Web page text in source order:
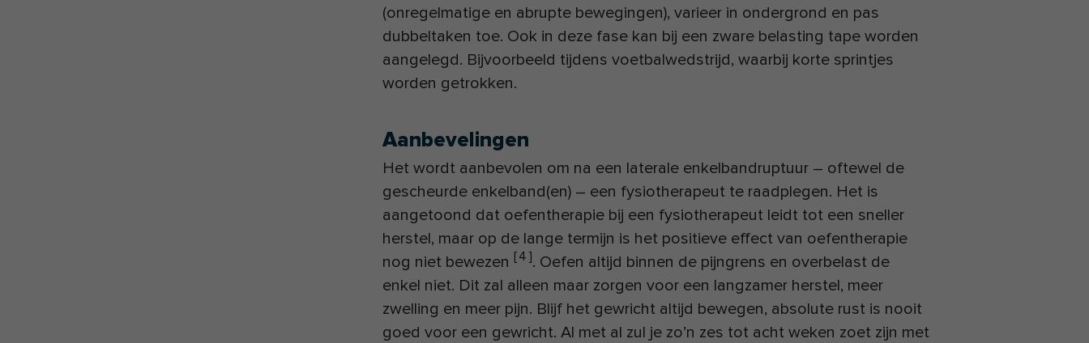
(onregelmatige en abrupte bewegingen), varieer in ondergrond en pas
dubbeltaken toe. Ook in deze fase kan bij een zware belasting tape worden
aangelegd. Bijvoorbeeld tijdens voetbalwedstrijd, waarbij korte sprintjes
worden getrokken.
Aanbevelingen
Het wordt aanbevolen om na een laterale enkelbandruptuur – oftewel de
gescheurde enkelband(en) – een fysiotherapeut te raadplegen. Het is
aangetoond dat oefentherapie bij een fysiotherapeut leidt tot een sneller
herstel, maar op de lange termijn is het positieve effect van oefentherapie
nog niet bewezen [4]. Oefen altijd binnen de pijngrens en overbelast de
enkel niet. Dit zal alleen maar zorgen voor een langzamer herstel, meer
zwelling en meer pijn. Blijf het gewricht altijd bewegen, absolute rust is nooit
goed voor een gewricht. Al met al zul je zo’n zes tot acht weken zoet zijn met